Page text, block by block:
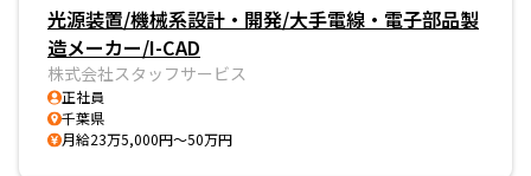
光源装置/機械系設計・開発/大手電線・電子部品製
造メーカー/I-CAD
株式会社スタッフサービス
正社員
千葉県
月給23万5,000円～50万円